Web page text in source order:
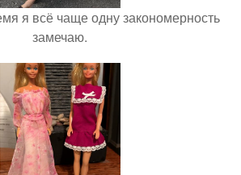
я всё чаще одну закономерность
замечаю.